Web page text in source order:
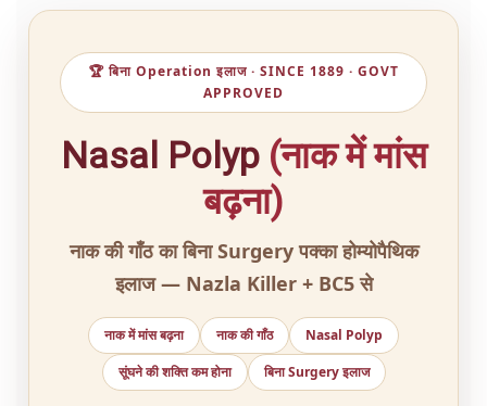
🏆 बिना Operation इलाज · SINCE 1889 · GOVT
APPROVED
Nasal Polyp (नाक में मांस
बढ़ना)
नाक की गाँठ का बिना Surgery पक्का होम्योपैथिक
इलाज — Nazla Killer + BC5 से
नाक में मांस बढ़ना नाक की गाँठ
Nasal Polyp
सूंघने की शक्ति कम होना
बिना Surgery इलाज